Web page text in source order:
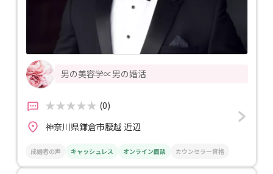
男の美容学∝男の婚活
(0)
神奈川県鎌倉市腰越 近辺
成婚者の声 キャッシュレス オンライン面談 カウンセラー資格